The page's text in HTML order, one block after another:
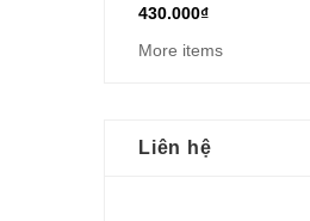
430.000₫
More items
Liên hệ